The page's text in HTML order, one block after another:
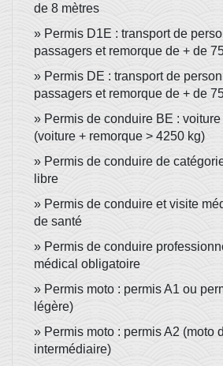
de 8 mètres
Permis D1E : transport de
passagers et remorque de + de
Permis DE : transport de
passagers et remorque de + de
Permis de conduire BE :
(voiture + remorque > 4250 kg)
Permis de conduire de
libre
Permis de conduire et visite
de santé
Permis de conduire
médical obligatoire
Permis moto : permis A1 ou
légère)
Permis moto : permis A2 (moto
intermédiaire)